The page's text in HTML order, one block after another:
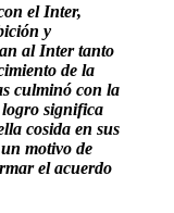
el Inter,
y
al Inter tanto
de la
culminó con la
logro significa
cosida en sus
motivo de
el acuerdo